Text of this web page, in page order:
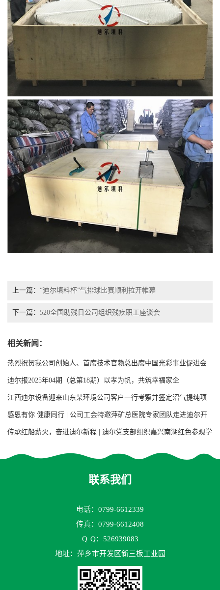
上一篇： “迪尔填料杯”气排球比赛顺利拉开帷幕
下一篇： 520全国助残日公司组织残疾职工座谈会
相关新闻：
热烈祝贺我公司创始人、首席技术官赖总出席中国光彩事业促进会
第七次会员代表大会
迪尔报2025年04期（总第18期）以孝为帆，共筑幸福家企
江西迪尔设备迎来山东某环境公司客户一行考察并签定沼气提纯项
目用增强聚丙烯阶梯环填料合同
感恩有你 健康同行 | 公司工会特邀萍矿总医院专家团队走进迪尔开
展大型义诊活动
传承红船薪火，奋进迪尔新程 | 迪尔党支部组织嘉兴南湖红色参观学
联系我们
电话：0799-6612339
传真：0799-6612408
Q Q：526939083
地址：萍乡市开发区新三板工业园